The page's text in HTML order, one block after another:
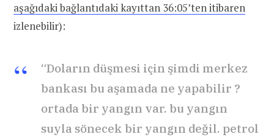
aşağıdaki bağlantıdaki kayıttan 36:05’ten itibaren
izlenebilir):
“Doların düşmesi için şimdi merkez
bankası bu aşamada ne yapabilir ?
ortada bir yangın var. bu yangın
suyla sönecek bir yangın değil. petrol